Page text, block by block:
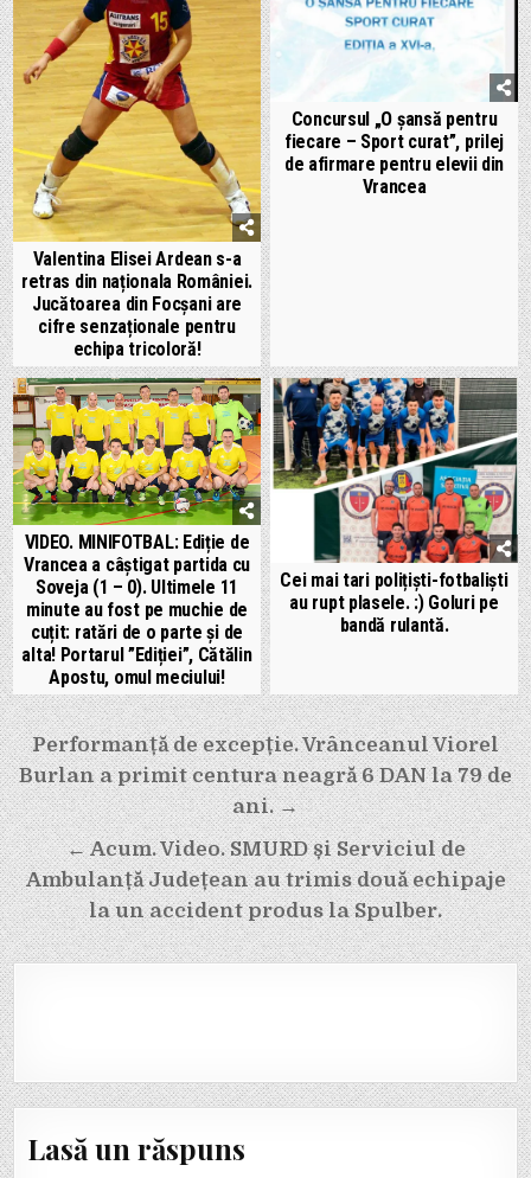
Valentina Elisei Ardean s-a
retras din naționala României.
Jucătoarea din Focșani are
cifre senzaționale pentru
echipa tricoloră!
Concursul „O șansă pentru
fiecare – Sport curat”, prilej
de afirmare pentru elevii din
Vrancea
VIDEO. MINIFOTBAL: Ediție de
Vrancea a câștigat partida cu
Soveja (1 – 0). Ultimele 11
minute au fost pe muchie de
cuțit: ratări de o parte și de
alta! Portarul ”Ediției”, Cătălin
Apostu, omul meciului!
Cei mai tari polițiști-fotbaliști
au rupt plasele. :) Goluri pe
bandă rulantă.
Navigare
în
articole
Performanță de excepție. Vrânceanul Viorel
Burlan a primit centura neagră 6 DAN la 79 de
ani. →
← Acum. Video. SMURD și Serviciul de
Ambulanță Județean au trimis două echipaje
la un accident produs la Spulber.
Lasă un răspuns